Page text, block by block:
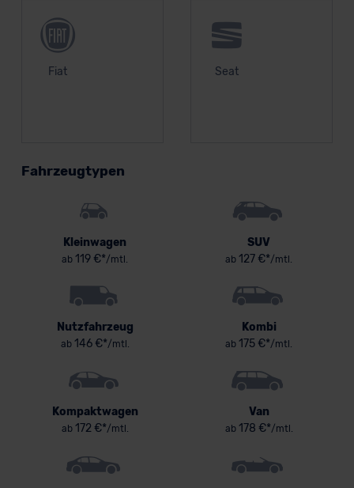
Fiat Seat
Fahrzeugtypen
Kleinwagen
ab 119 €*/mtl.
SUV
ab 127 €*/mtl.
Nutzfahrzeug
ab146 €*/mtl.
Kombi
ab 175 €*/mtl.
Kompaktwagen
ab172 €*/mtl.
Van
ab178 €*/mtl.